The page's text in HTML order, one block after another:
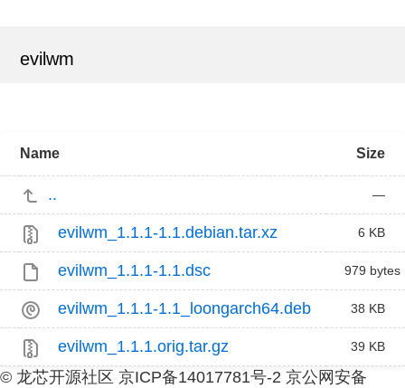
evilwm
Name Size
.. —
evilwm_1.1.1-1.1.debian.tar.xz 6 KB
evilwm_1.1.1-1.1.dsc 979 bytes
evilwm_1.1.1-1.1_loongarch64.deb 38 KB
evilwm_1.1.1.orig.tar.gz 39 KB
© 龙芯开源社区 京ICP备14017781号-2 京公网安备